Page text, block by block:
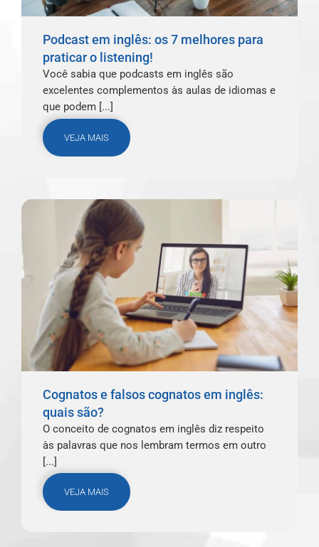
Podcast em inglês: os 7 melhores para
praticar o listening!
Você sabia que podcasts em inglês são
excelentes complementos às aulas de idiomas e
que podem [...]
VEJA MAIS
Cognatos e falsos cognatos em inglês:
quais são?
O conceito de cognatos em inglês diz respeito
às palavras que nos lembram termos em outro
[...]
VEJA MAIS